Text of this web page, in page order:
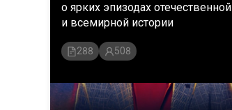
о ярких эпизодах отечественной
и всемирной истории
288 508